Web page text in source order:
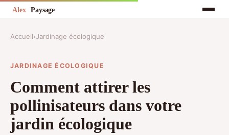
Accueil›Jardinage écologique
JARDINAGE ÉCOLOGIQUE
Comment attirer les
pollinisateurs dans votre
jardin écologique